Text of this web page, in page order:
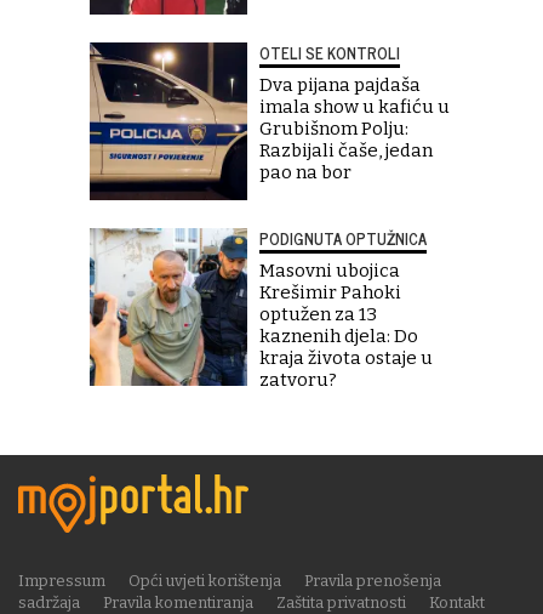
OTELI SE KONTROLI
Dva pijana pajdaša
imala show u kafiću u
Grubišnom Polju:
Razbijali čaše, jedan
pao na bor
PODIGNUTA OPTUŽNICA
Masovni ubojica
Krešimir Pahoki
optužen za 13
kaznenih djela: Do
kraja života ostaje u
zatvoru?
Impressum Opći uvjeti korištenja
Pravila prenošenja
sadržaja
Pravila komentiranja Zaštita privatnosti
Kontakt